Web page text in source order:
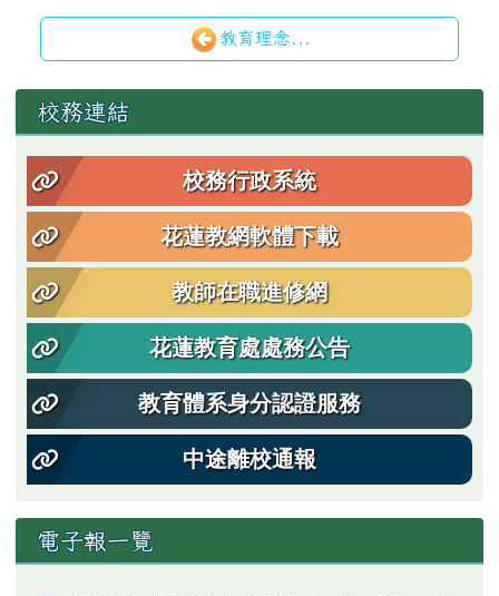
教育理念...
左邊區域內容
校務連結
校務行政系統
花蓮教網軟體下載
教師在職進修網
花蓮教育處處務公告
教育體系身分認證服務
中途離校通報
電子報一覽